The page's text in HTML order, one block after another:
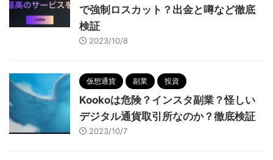
で強制ロスカット？出金と噂など徹底
検証
2023/10/8
仮想通貨 副業 投資
Kookoは危険？インスタ副業？怪しい
デジタル通貨取引所なのか？徹底検証
2023/10/7